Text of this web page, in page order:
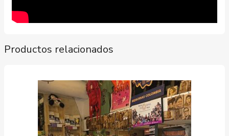
Productos relacionados